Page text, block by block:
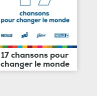
17 chansons pour
changer le monde